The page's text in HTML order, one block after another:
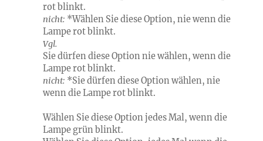
rot blinkt.
nicht: *Wählen Sie diese Option, nie wenn die
Lampe rot blinkt.
Vgl.
Sie dürfen diese Option niewählen, wenn die
Lampe rot blinkt.
nicht: *Sie dürfen diese Option wählen, nie
wenn die Lampe rot blinkt.
Wählen Sie diese Option jedes Mal, wenn die
Lampe grün blinkt.